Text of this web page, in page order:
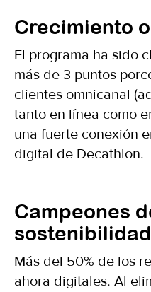
Crecimiento
El programa ha sido
más de 3 puntos
clientes omnicanal
tanto en línea como
una fuerte conexión
digital de Decathlon.
Campeones
Más del 50% de los
ahora digitales. Al